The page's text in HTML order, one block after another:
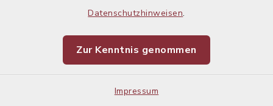
Datenschutzhinweisen.
Zur Kenntnis genommen
Impressum
08122 229147
Financial Planing